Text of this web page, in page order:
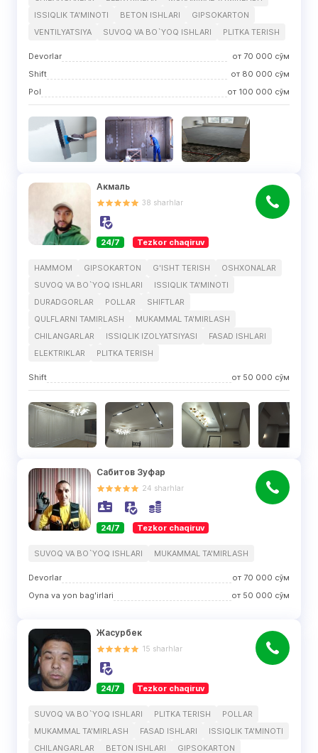
ISSIQLIK TA'MINOTI
BETON ISHLARI
GIPSOKARTON
VENTILYATSIYA
SUVOQ VA BO`YOQ ISHLARI PLITKA TERISH
Devorlar от 70 000 сўм
Shift
от 80 000 сўм
Pol
от 100 000 сўм
Акмаль
38 sharhlar
24/7 Tezkor chaqiruv
HAMMOM GIPSOKARTON G'ISHT TERISH
OSHXONALAR
SUVOQ VA BO`YOQ ISHLARI
ISSIQLIK TA'MINOTI
DURADGORLAR
POLLAR
SHIFTLAR
QULFLARNI TAMIRLASH
MUKAMMAL TA'MIRLASH
CHILANGARLAR
ISSIQLIK IZOLYATSIYASI
FASAD ISHLARI
ELEKTRIKLAR
PLITKA TERISH
Shift от 50 000 сўм
Сабитов Зуфар
24 sharhlar
24/7 Tezkor chaqiruv
SUVOQ VA BO`YOQ ISHLARI MUKAMMAL TA'MIRLASH
Devorlar от 70 000 сўм
Oyna va yon bag'irlari
от 50 000 сўм
Жасурбек
15 sharhlar
24/7 Tezkor chaqiruv
SUVOQ VA BO`YOQ ISHLARI PLITKA TERISH
POLLAR
MUKAMMAL TA'MIRLASH
FASAD ISHLARI
ISSIQLIK TA'MINOTI
CHILANGARLAR
BETON ISHLARI GIPSOKARTON